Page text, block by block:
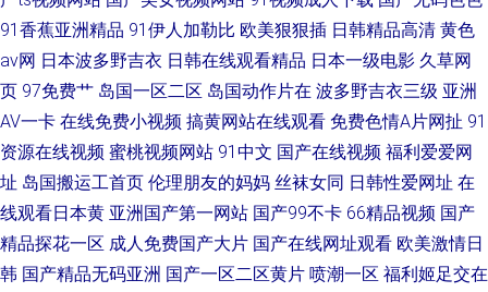
91香蕉亚洲精品 91伊人加勒比 欧美狠狠插 日韩精品高清 黄色
av网 日本波多野吉衣 日韩在线观看精品 日本一级电影 久草网
页 97免费艹 岛国一区二区 岛国动作片在 波多野吉衣三级 亚洲
AV一卡 在线免费小视频 搞黄网站在线观看 免费色情A片网扯 91
资源在线视频 蜜桃视频网站 91中文 国产在线视频 福利爱爱网
址 岛国搬运工首页 伦理朋友的妈妈 丝袜女同 日韩性爱网址 在
线观看日本黄 亚洲国产第一网站 国产99不卡 66精品视频 国产
精品探花一区 成人免费国产大片 国产在线网址观看 欧美激情日
韩 国产精品无码亚洲 国产一区二区黄片 喷潮一区 福利姬足交在